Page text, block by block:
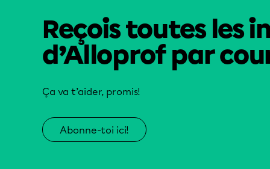
Reçois toutes les
d’Alloprof par
Ça va t’aider, promis!
Abonne-toi ici!